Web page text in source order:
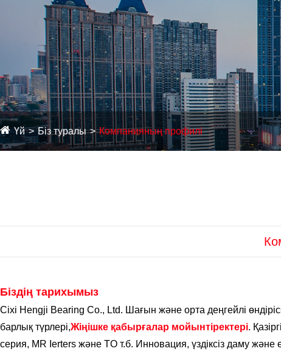
Үй Біз туралы Компанияның профилі
Біздің тарихымыз
Cixi Hengji Bearing Co., Ltd. Шағын және орта деңгейлі
барлық түрлері,Жіңішке қабырғалар мойынтіректері.
серия, MR Ierters және TO т.б. Инновация, үздіксіз даму